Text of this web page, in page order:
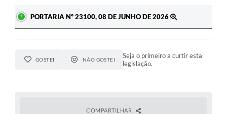
PORTARIA Nº 23100, 08 DE JUNHO DE 2026
GOSTEI NÃO GOSTEI
Seja o primeiro a curtir esta
legislação.
COMPARTILHAR